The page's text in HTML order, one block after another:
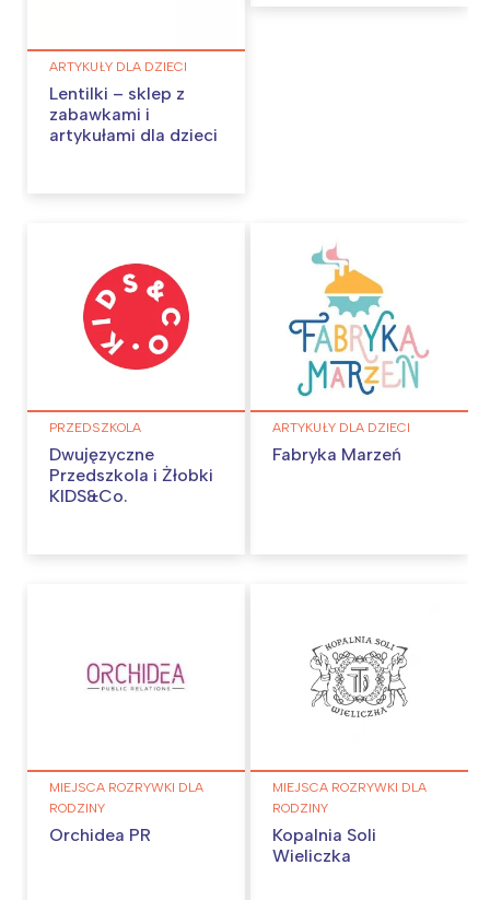
ARTYKUŁY DLA DZIECI
Lentilki – sklep z
zabawkami i
artykułami dla dzieci
PRZEDSZKOLA
Dwujęzyczne
Przedszkola i Żłobki
KIDS&Co.
ARTYKUŁY DLA DZIECI
Fabryka Marzeń
MIEJSCA ROZRYWKI DLA
RODZINY
Orchidea PR
MIEJSCA ROZRYWKI DLA
RODZINY
Kopalnia Soli
Wieliczka